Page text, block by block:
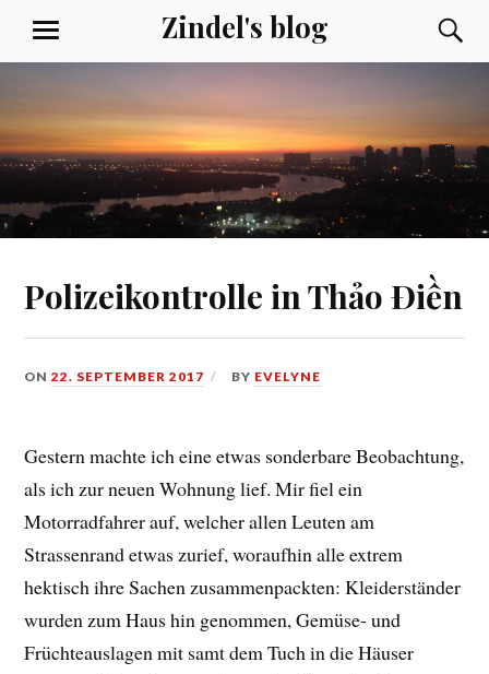
content
Zindel's blog
MENU
Polizeikontrolle in Thảo Điền
ON22. SEPTEMBER 2017 BY EVELYNE
Gestern machte ich eine etwas sonderbare Beobachtung,
als ich zur neuen Wohnung lief. Mir fiel ein
Motorradfahrer auf, welcher allen Leuten am
Strassenrand etwas zurief, woraufhin alle extrem
hektisch ihre Sachen zusammenpackten: Kleiderständer
wurden zum Haus hin genommen, Gemüse- und
Früchteauslagen mit samt dem Tuch in die Häuser